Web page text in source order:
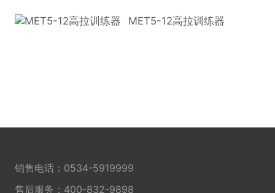
MET5-12高拉训练器
销售电话： 0534-5919999
售后服务： 400-832-9898